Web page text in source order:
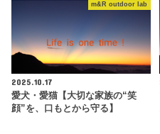
m&R outdoor lab
2025.10.17
愛犬・愛猫【大切な家族の“笑
顔”を、口もとから守る】